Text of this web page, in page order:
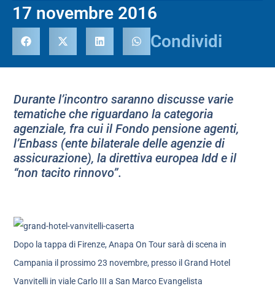
17 novembre 2016
Condividi
Durante l’incontro saranno discusse varie
tematiche che riguardano la categoria
agenziale, fra cui il Fondo pensione agenti,
l’Enbass (ente bilaterale delle agenzie di
assicurazione), la direttiva europea Idd e il
“non tacito rinnovo”.
Dopo la tappa di Firenze, Anapa On Tour sarà di scena in
Campania il prossimo 23 novembre, presso il Grand Hotel
Vanvitelli in viale Carlo III a San Marco Evangelista